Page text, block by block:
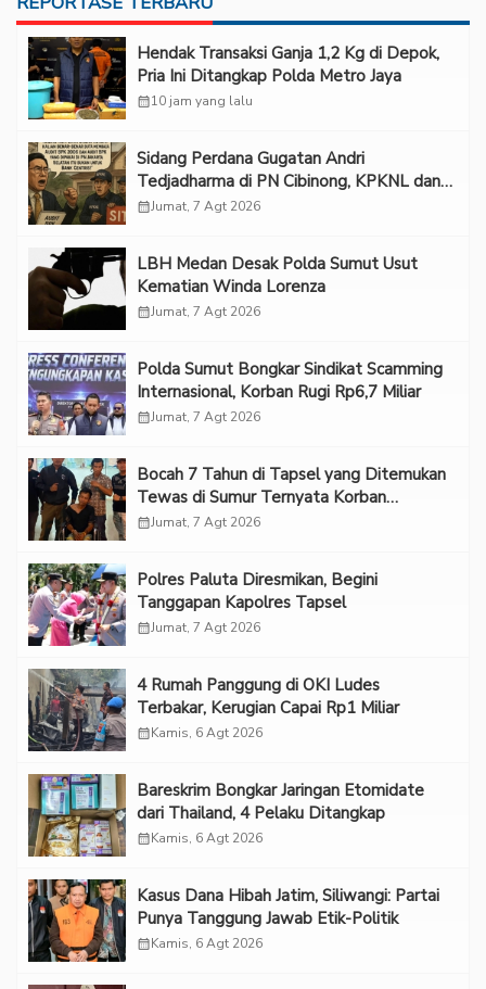
Hendak Transaksi Ganja 1,2 Kg di Depok,
Pria Ini Ditangkap Polda Metro Jaya
calendar_month10 jam yang lalu
Sidang Perdana Gugatan Andri
Tedjadharma di PN Cibinong, KPKNL dan
PUPN Mangkir
calendar_monthJumat, 7 Agt 2026
LBH Medan Desak Polda Sumut Usut
Kematian Winda Lorenza
calendar_monthJumat, 7 Agt 2026
Polda Sumut Bongkar Sindikat Scamming
Internasional, Korban Rugi Rp6,7 Miliar
calendar_monthJumat, 7 Agt 2026
Bocah 7 Tahun di Tapsel yang Ditemukan
Tewas di Sumur Ternyata Korban
Kekerasan Seksual
calendar_monthJumat, 7 Agt 2026
Polres Paluta Diresmikan, Begini
Tanggapan Kapolres Tapsel
calendar_monthJumat, 7 Agt 2026
‎4 Rumah Panggung di OKI Ludes
Terbakar, Kerugian Capai Rp1 Miliar
calendar_monthKamis, 6 Agt 2026
Bareskrim Bongkar Jaringan Etomidate
dari Thailand, 4 Pelaku Ditangkap
calendar_monthKamis, 6 Agt 2026
Kasus Dana Hibah Jatim, Siliwangi: Partai
Punya Tanggung Jawab Etik-Politik
calendar_monthKamis, 6 Agt 2026